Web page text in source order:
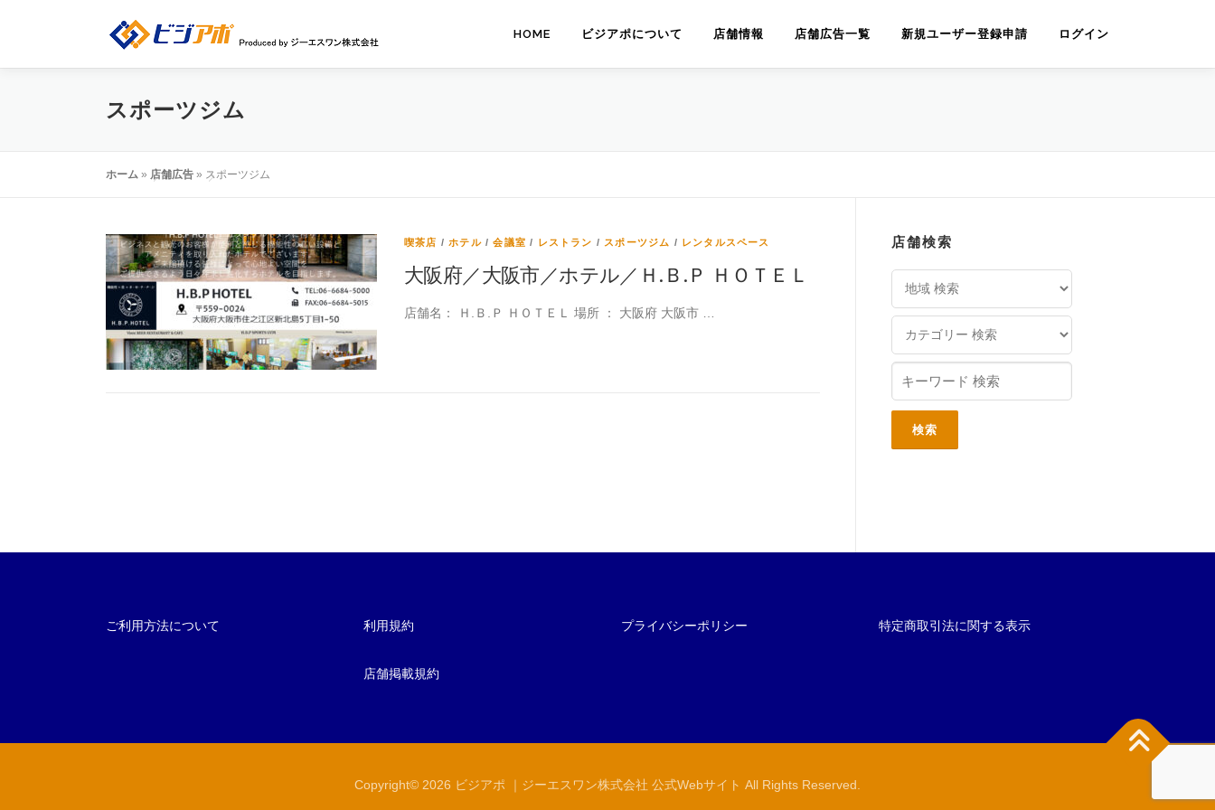
ン
HOME ビジアポについて 店舗情報 店舗広告一覧 新規ユーザー登録申請 ログイン
スポーツジム
ホーム » 店舗広告 » スポーツジム
喫茶店 /ホテル/会議室 / レストラン / スポーツジム / レンタルスペース
大阪府／大阪市／ホテル／Ｈ.Ｂ.Ｐ ＨＯＴＥＬ
店舗名： Ｈ.Ｂ.Ｐ ＨＯＴＥＬ 場所 ： 大阪府 大阪市 …
店舗検索
ご利用方法について 利用規約
店舗掲載規約
プライバシーポリシー 特定商取引法に関する表示
Copyright© 2026 ビジアポ ｜ジーエスワン株式会社 公式Webサイト All Rights Reserved.